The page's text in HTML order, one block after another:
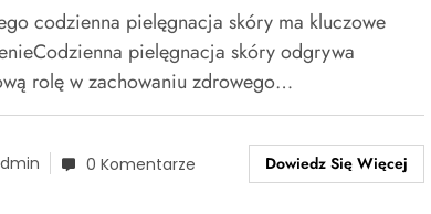
codzienna pielęgnacja skóry ma kluczowe
pielęgnacja skóry odgrywa
rolę w zachowaniu zdrowego…
0 Komentarze Dowiedz Się Więcej